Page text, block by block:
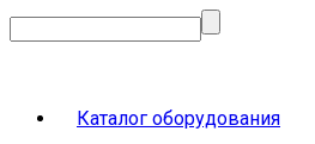
Каталог оборудования